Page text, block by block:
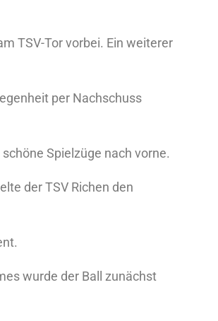
TSV-Tor vorbei. Ein weiterer
per Nachschuss
Spielzüge nach vorne.
der TSV Richen den
wurde der Ball zunächst